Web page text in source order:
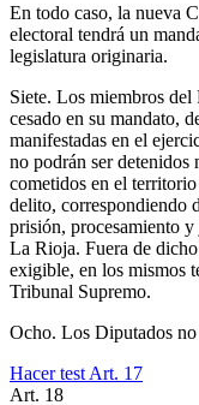
En todo caso, la nueva
electoral tendrá un
legislatura originaria.
Siete. Los miembros del
cesado en su mandato,
manifestadas en el
no podrán ser
cometidos en el
delito, correspondiendo
prisión, procesamiento
La Rioja. Fuera de
exigible, en los mismos
Tribunal Supremo.
Ocho. Los Diputados no
Hacer test Art. 17
Art. 18